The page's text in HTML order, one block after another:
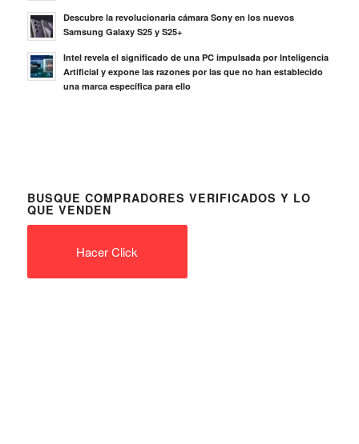
Descubre la revolucionaria cámara Sony en los nuevos
Samsung Galaxy S25 y S25+
Intel revela el significado de una PC impulsada por Inteligencia
Artificial y expone las razones por las que no han establecido
una marca específica para ello
BUSQUE COMPRADORES VERIFICADOS Y LO
QUE VENDEN
Hacer Click